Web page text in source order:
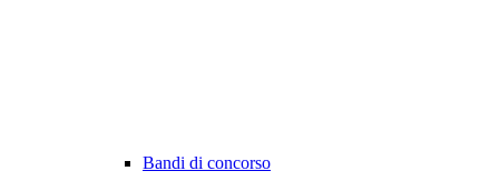
Bandi di concorso